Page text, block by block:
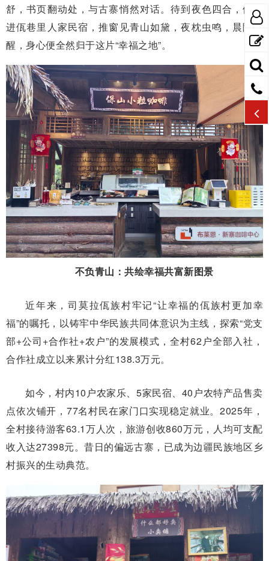
舒，书页翻动处，与古寨悄然对话。待到夜色四合，便住
进佤巷里人家民宿，推窗见青山如黛，夜枕虫鸣，晨随鸟
醒，身心便全然归于这片“幸福之地”。
不负青山：共绘幸福共富新图景
近年来，司莫拉佤族村牢记“让幸福的佤族村更加幸
福”的嘱托，以铸牢中华民族共同体意识为主线，探索“党支
部+公司+合作社+农户”的发展模式，全村62户全部入社，
合作社成立以来累计分红138.3万元。
如今，村内10户农家乐、5家民宿、40户农特产品售卖
点依次铺开，77名村民在家门口实现稳定就业。2025年，
全村接待游客63.1万人次，旅游创收860万元，人均可支配
收入达27398元。昔日的偏远古寨，已成为边疆民族地区乡
村振兴的生动典范。